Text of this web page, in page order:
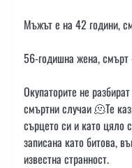
Мъжът е на 42 години,
56-годишна жена, смърт
Окупаторите не
смъртни случаи 🫠Те
сърцето си и като цяло
записана като битова,
известна странност.